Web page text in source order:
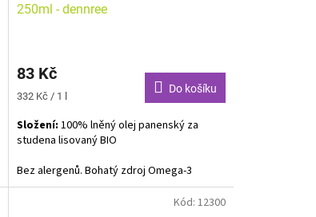
250ml - dennree
83 Kč
Měrná
332 Kč / 1 l
Do košíku
Složení: 100% lněný olej panenský za
studena lisovaný BIO
Bez alergenů. Bohatý zdroj Omega-3
mastných kyselin.
Kód: 12300